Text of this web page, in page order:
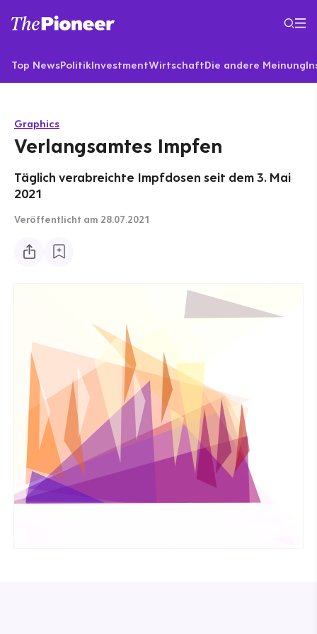
Top NewsPolitikInvestmentWirtschaftDie andere Meinung
Graphics
Verlangsamtes Impfen
Täglich verabreichte Impfdosen seit dem 3. Mai
2021
Veröffentlicht am 28.07.2021